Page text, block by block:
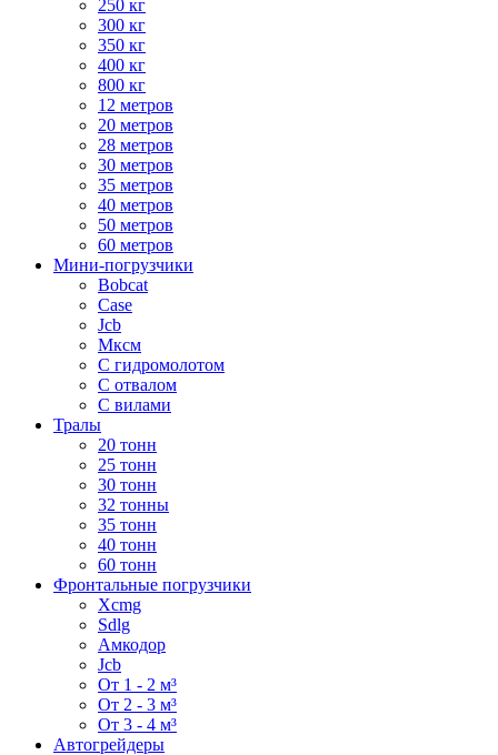
250 кг
300 кг
350 кг
400 кг
800 кг
12 метров
20 метров
28 метров
30 метров
35 метров
40 метров
50 метров
60 метров
Мини-погрузчики
Bobcat
Case
Jcb
Мксм
С гидромолотом
С отвалом
С вилами
Тралы
20 тонн
25 тонн
30 тонн
32 тонны
35 тонн
40 тонн
60 тонн
Фронтальные погрузчики
Xcmg
Sdlg
Амкодор
Jcb
От 1 - 2 м³
От 2 - 3 м³
От 3 - 4 м³
Автогрейдеры